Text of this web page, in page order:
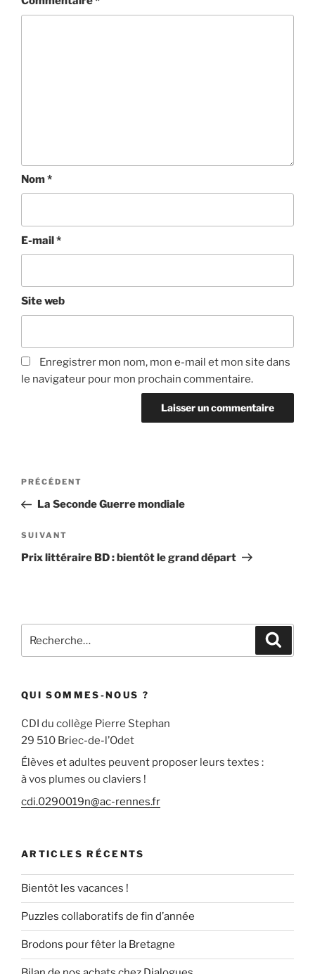
Nom*
E-mail*
Site web
Enregistrer mon nom, mon e-mail et mon site dans
le navigateur pour mon prochain commentaire.
Navigation
l’article
Article
précédent
PRÉCÉDENT
La Seconde Guerre mondiale
Article
suivant
SUIVANT
Prix littéraire BD : bientôt le grand départ
pour
QUI SOMMES-NOUS ?
CDI du collège Pierre Stephan
29 510 Briec-de-l’Odet
Élèves et adultes peuvent proposer leurs textes :
à vos plumes ou claviers !
cdi.0290019n@ac-rennes.fr
ARTICLES RÉCENTS
Bientôt les vacances !
Puzzles collaboratifs de fin d’année
Brodons pour fêter la Bretagne